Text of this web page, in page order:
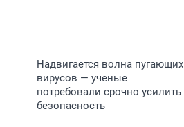
Надвигается волна пугающих
вирусов — ученые
потребовали срочно усилить
безопасность